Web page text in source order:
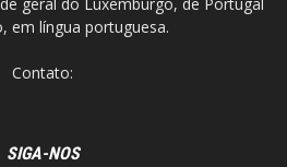
em língua portuguesa.
Contato:
SIGA-NOS